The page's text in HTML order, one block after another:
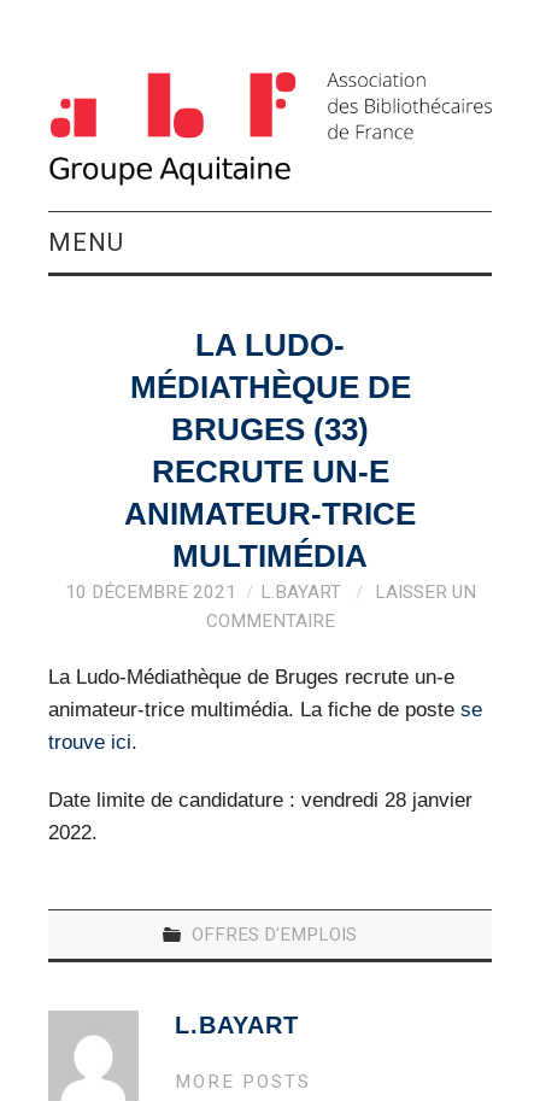
MENU
ACTIVITÉS DU
GROUPE
AGENDA
VEILLE PRO
RESSOURCES
OFFRES D’EMPLOIS
LA LUDO-
MÉDIATHÈQUE DE
BRUGES (33)
RECRUTE UN-E
ANIMATEUR-TRICE
MULTIMÉDIA
10 DÉCEMBRE 2021 L.BAYART
LAISSER UN
COMMENTAIRE
La Ludo-Médiathèque de Bruges recrute un-e
animateur-trice multimédia. La fiche de postese
trouve ici.
Date limite de candidature : vendredi 28 janvier
2022.
OFFRES D'EMPLOIS
L.BAYART
MORE POSTS